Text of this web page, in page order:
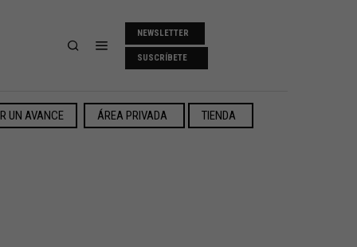
NEWSLETTER
SUSCRÍBETE
UN AVANCE ÁREA PRIVADA TIENDA